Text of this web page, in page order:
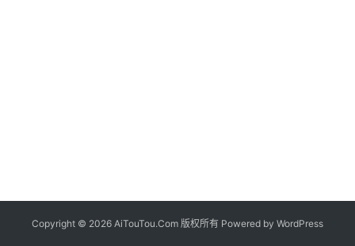
Copyright © 2026 AiTouTou.Com 版权所有 Powered by WordPress